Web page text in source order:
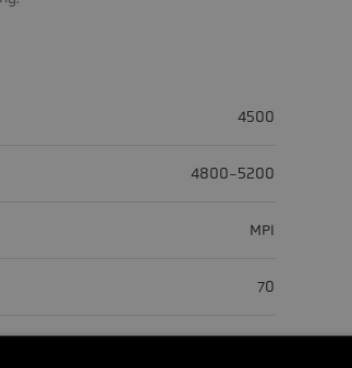
4500
4800-5200
MPI
70
Bravo III